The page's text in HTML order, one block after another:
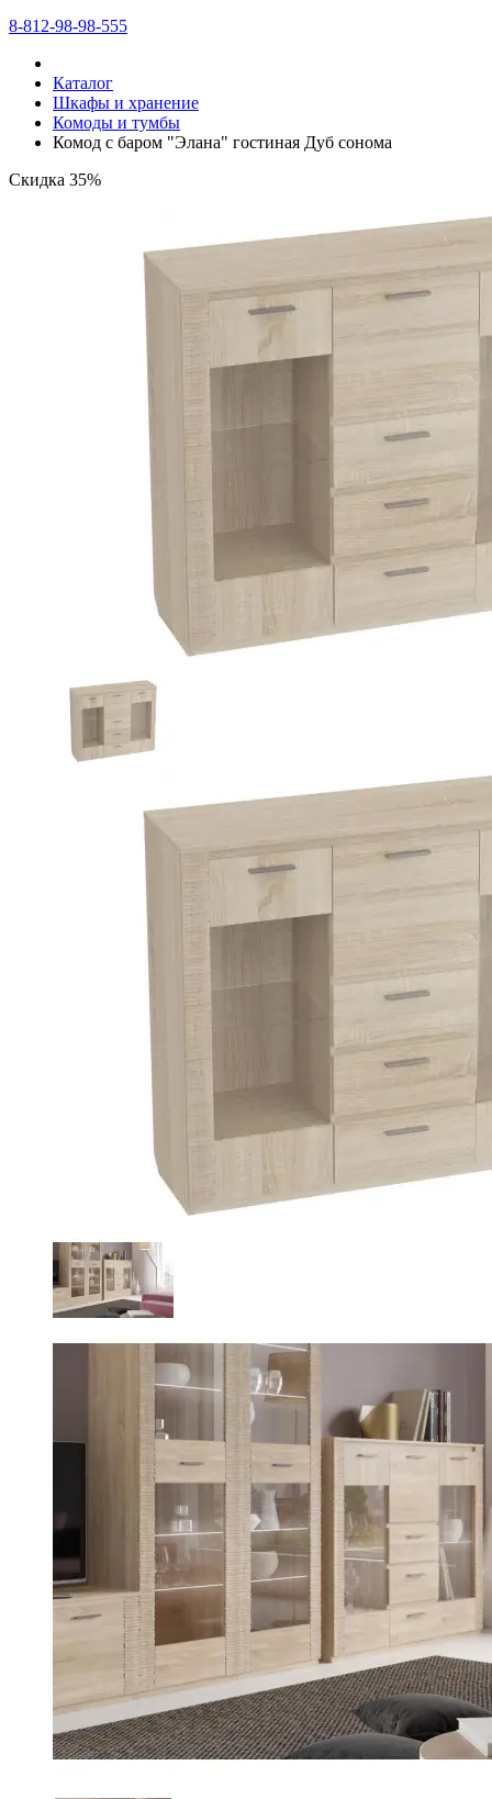
8-812-98-98-555
Каталог
Шкафы и хранение
Комоды и тумбы
Комод с баром "Элана" гостиная Дуб сонома
Скидка 35%